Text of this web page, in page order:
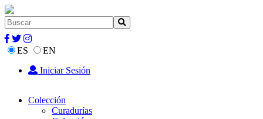
ES
EN
Iniciar Sesión
Colección
Curadurías